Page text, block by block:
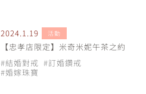
2024.1.19 活動
【忠孝店限定】米奇米妮午茶之約
#結婚對戒 #訂婚鑽戒
#婚嫁珠寶